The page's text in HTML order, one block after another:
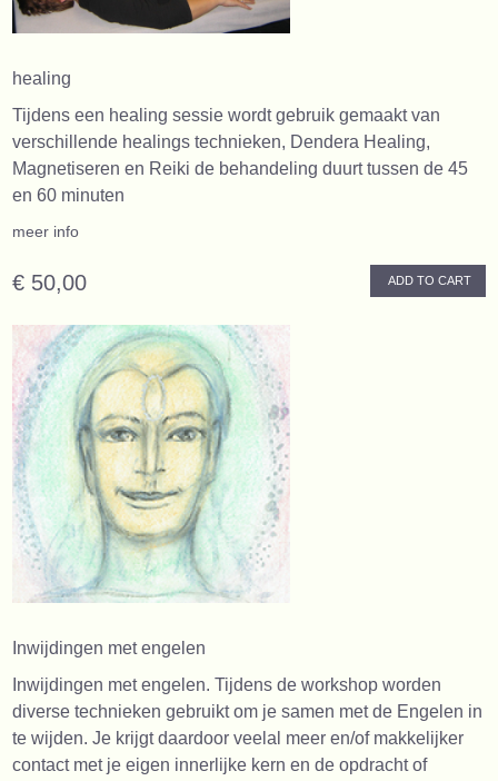
healing
Tijdens een healing sessie wordt gebruik gemaakt van
verschillende healings technieken, Dendera Healing,
Magnetiseren en Reiki de behandeling duurt tussen de 45
en 60 minuten
meer info
€ 50,00 ADD TO CART
Inwijdingen met engelen
Inwijdingen met engelen. Tijdens de workshop worden
diverse technieken gebruikt om je samen met de Engelen in
te wijden. Je krijgt daardoor veelal meer en/of makkelijker
contact met je eigen innerlijke kern en de opdracht of